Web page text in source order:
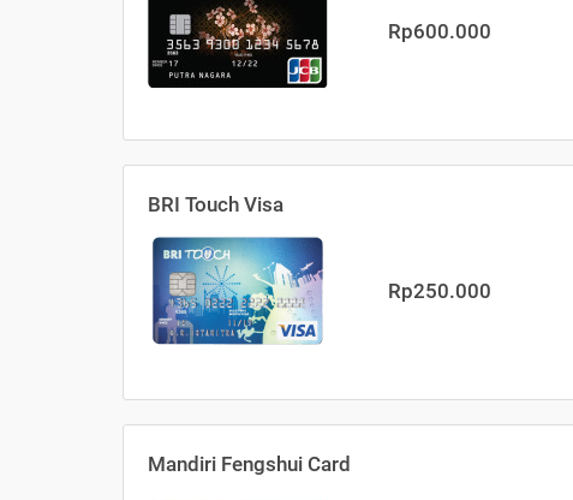
Rp600.000
BRI Touch Visa
Rp250.000
Mandiri Fengshui Card